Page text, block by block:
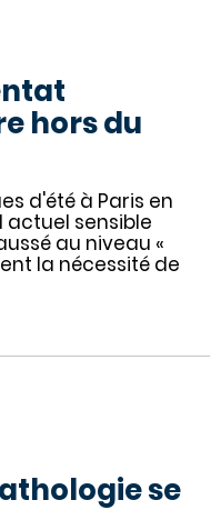
hors du
d'été à Paris en
sensible
au niveau «
la nécessité de
se